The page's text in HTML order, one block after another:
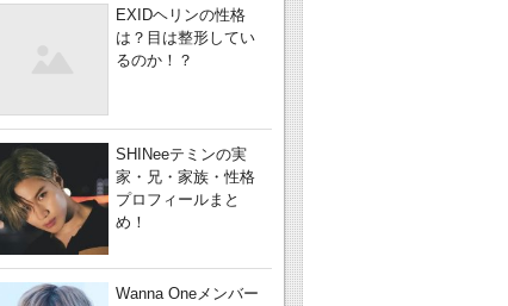
EXIDヘリンの性格
は？目は整形してい
るのか！？
SHINeeテミンの実
家・兄・家族・性格
プロフィールまと
め！
Wanna Oneメンバー